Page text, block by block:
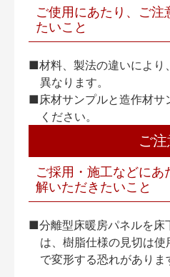
ご使用にあたり、ご注
たいこと
■材料、製法の違いにより
異なります。
■床材サンプルと造作材サ
ください。
ご
ご採用・施工などにあ
解いただきたいこと
■分離型床暖房パネルを床
は、樹脂仕様の見切は
で変形する恐れがありま